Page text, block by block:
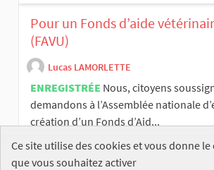
Pour un Fonds d’aide
(FAVU)
Lucas LAMORLETTE
ENREGISTRÉE Nous, citoyens
demandons à l’Assemblée nationale
création d’un Fonds d’Aid...
Commission du développement durable
l’aménagement du territoire
Ce site utilise des cookies et vous donne
que vous souhaitez activer